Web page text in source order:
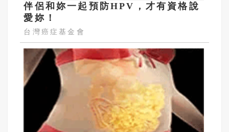
伴侶和妳一起預防HPV，才有資格說
愛妳！
台灣癌症基金會